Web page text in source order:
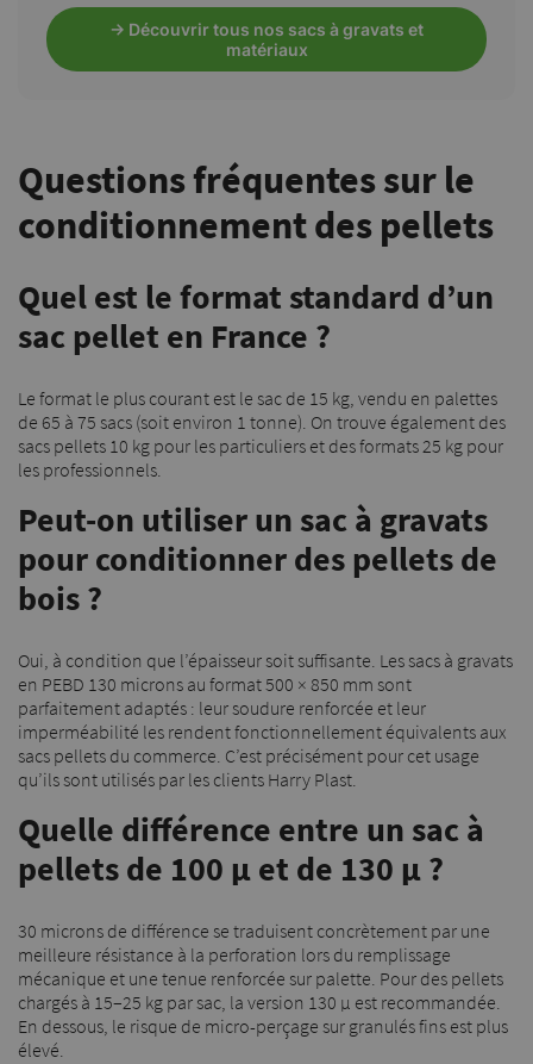
→ Découvrir tous nos sacs à gravats et
matériaux
Questions fréquentes sur le
conditionnement des pellets
Quel est le format standard d’un
sac pellet en France ?
Le format le plus courant est le sac de 15 kg, vendu en palettes
de 65 à 75 sacs (soit environ 1 tonne). On trouve également des
sacs pellets 10 kg pour les particuliers et des formats 25 kg pour
les professionnels.
Peut-on utiliser un sac à gravats
pour conditionner des pellets de
bois ?
Oui, à condition que l’épaisseur soit suffisante. Les sacs à gravats
en PEBD 130 microns au format 500 × 850 mm sont
parfaitement adaptés : leur soudure renforcée et leur
imperméabilité les rendent fonctionnellement équivalents aux
sacs pellets du commerce. C’est précisément pour cet usage
qu’ils sont utilisés par les clients Harry Plast.
Quelle différence entre un sac à
pellets de 100 µ et de 130 µ ?
30 microns de différence se traduisent concrètement par une
meilleure résistance à la perforation lors du remplissage
mécanique et une tenue renforcée sur palette. Pour des pellets
chargés à 15–25 kg par sac, la version 130 µ est recommandée.
En dessous, le risque de micro-perçage sur granulés fins est plus
élevé.